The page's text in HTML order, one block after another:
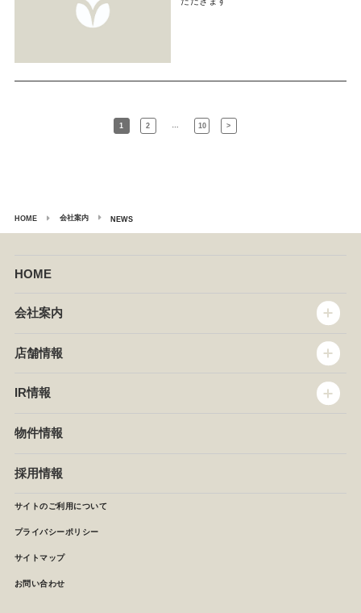
1 2 … 10 >
HOME 会社案内 NEWS
HOME
会社案内
企業情報
セントラルキッチン
NEWS
店舗情報
椿屋珈琲
イタリアンダイニングDONA
店舗検索
IR情報
IRニュース
月次報告
決算短信
株主の皆様へ
よくあるご質問 (株主優待制度)
物件情報
採用情報
サイトのご利用について
プライバシーポリシー
サイトマップ
お問い合わせ